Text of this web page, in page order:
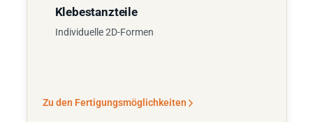
Klebestanzteile
Individuelle 2D-Formen
Zu den Fertigungsmöglichkeiten